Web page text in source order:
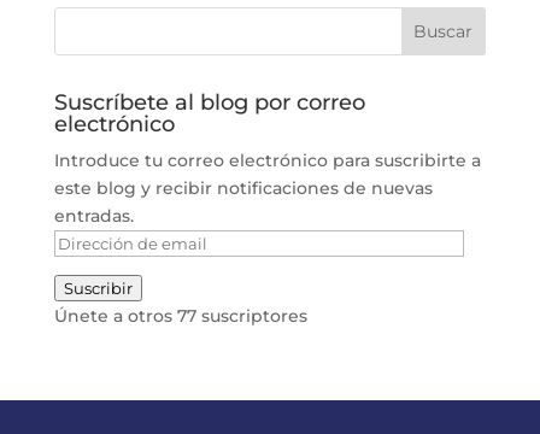
Suscríbete al blog por correo
electrónico
Introduce tu correo electrónico para suscribirte a
este blog y recibir notificaciones de nuevas
entradas.
Dirección
de
email
Suscribir
Únete a otros 77 suscriptores